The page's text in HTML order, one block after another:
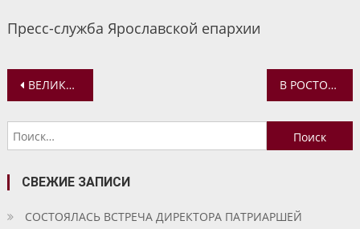
Пресс-служба Ярославской епархии
Навигация
по
записям
ВЕЛИКИЙ ПОСТ – ВЕСНА ДУХОВНАЯ. ИЕРЕЙ ИЛЬЯ ШАБЛЫКОВ В РОСТОВЕ ВЕЛИКОМ ПРОШЛИ ЗАНЯТИЯ ПО СОЗДАНИЮ ЛИЦЕВОГО БУКВАРЯ ПЕТРОВСКОЙ ЭПОХИ
Найти:
СВЕЖИЕ ЗАПИСИ
СОСТОЯЛАСЬ ВСТРЕЧА ДИРЕКТОРА ПАТРИАРШЕЙ